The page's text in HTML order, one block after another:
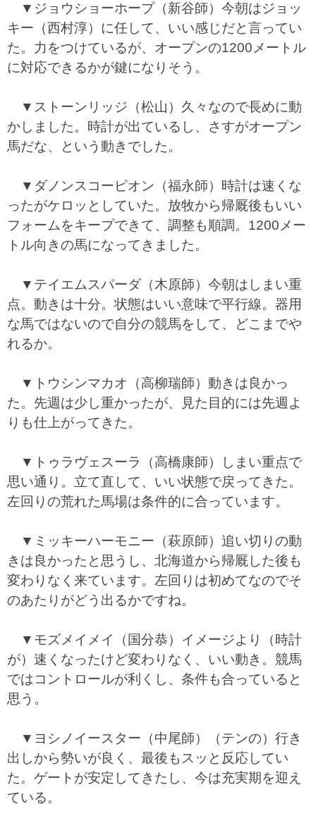
▼ジョウショーホープ（新谷師）今朝はジョッ
キー（西村淳）に任して、いい感じだと言ってい
た。力をつけているが、オープンの1200メートル
に対応できるかが鍵になりそう。
▼ストーンリッジ（松山）久々なので長めに動
かしました。時計が出ているし、さすがオープン
馬だな、という動きでした。
▼ダノンスコーピオン（福永師）時計は速くな
ったがケロッとしていた。放牧から帰厩後もいい
フォームをキープできて、調整も順調。1200メー
トル向きの馬になってきました。
▼テイエムスパーダ（木原師）今朝はしまい重
点。動きは十分。状態はいい意味で平行線。器用
な馬ではないので自分の競馬をして、どこまでや
れるか。
▼トウシンマカオ（高柳瑞師）動きは良かっ
た。先週は少し重かったが、見た目的には先週よ
りも仕上がってきた。
▼トゥラヴェスーラ（高橋康師）しまい重点で
思い通り。立て直して、いい状態で戻ってきた。
左回りの荒れた馬場は条件的に合っています。
▼ミッキーハーモニー（萩原師）追い切りの動
きは良かったと思うし、北海道から帰厩した後も
変わりなく来ています。左回りは初めてなのでそ
のあたりがどう出るかですね。
▼モズメイメイ（国分恭）イメージより（時計
が）速くなったけど変わりなく、いい動き。競馬
ではコントロールが利くし、条件も合っていると
思う。
▼ヨシノイースター（中尾師）（テンの）行き
出しから勢いが良く、最後もスッと反応してい
た。ゲートが安定してきたし、今は充実期を迎え
ている。